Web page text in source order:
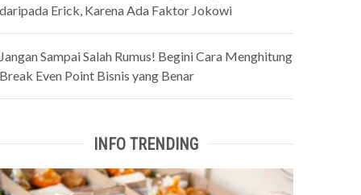
Erick, Karena Ada Faktor Jokowi
Sampai Salah Rumus! Begini Cara Menghitung
Even Point Bisnis yang Benar
INFO TRENDING